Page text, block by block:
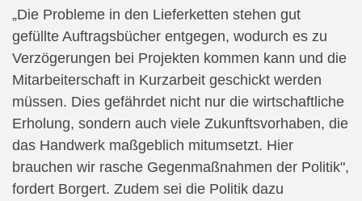
„Die Probleme in den Lieferketten stehen gut
gefüllte Auftragsbücher entgegen, wodurch es zu
Verzögerungen bei Projekten kommen kann und die
Mitarbeiterschaft in Kurzarbeit geschickt werden
müssen. Dies gefährdet nicht nur die wirtschaftliche
Erholung, sondern auch viele Zukunftsvorhaben, die
das Handwerk maßgeblich mitumsetzt. Hier
brauchen wir rasche Gegenmaßnahmen der Politik",
fordert Borgert. Zudem sei die Politik dazu